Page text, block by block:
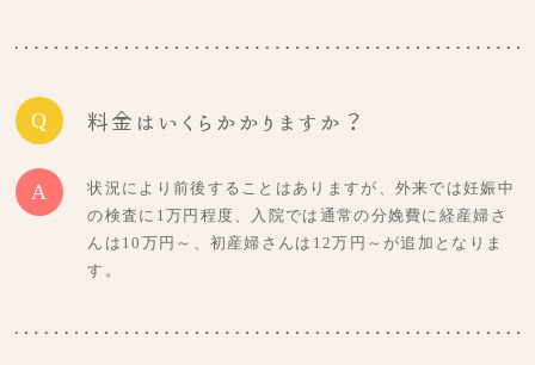
Q 料金はいくらかかりますか？
A
状況により前後することはありますが、外来では妊娠中
の検査に1万円程度、入院では通常の分娩費に経産婦さ
んは10万円～、初産婦さんは12万円～が追加となりま
す。